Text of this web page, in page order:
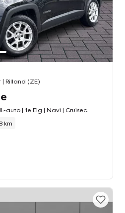
| Rilland (ZE)
auto | 1e Eig | Navi | Cruisec.
km